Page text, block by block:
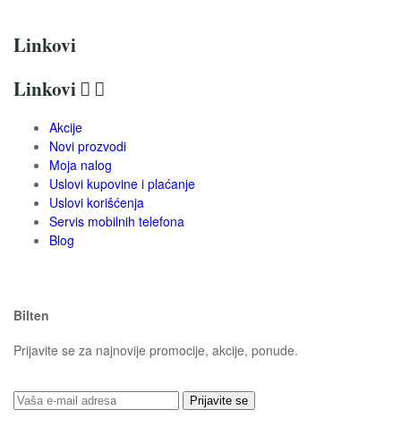
Linkovi
Linkovi  
Akcije
Novi prozvodi
Moja nalog
Uslovi kupovine i plaćanje
Uslovi korišćenja
Servis mobilnih telefona
Blog
Bilten
Prijavite se za najnovije promocije, akcije, ponude.
Prijavite se